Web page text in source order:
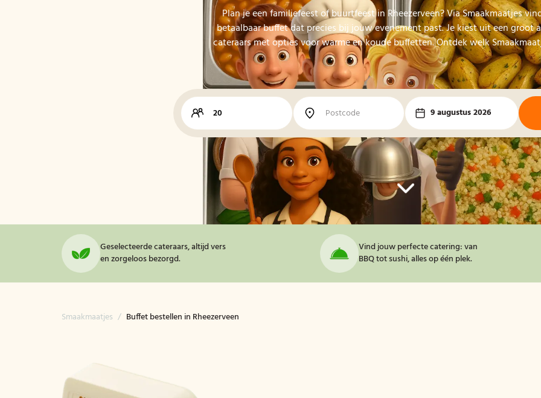
Plan je een familiefeest of buurtfeest in Rheezerveen? Via Smaakmaatjes
betaalbaar buffet dat precies bij jouw evenement past. Je kiest uit een groot
cateraars met opties voor warme en koude buffetten. Ontdek welk
9 augustus 2026
Geselecteerde cateraars, altijd vers
en zorgeloos bezorgd.
Vind jouw perfecte catering: van
BBQ tot sushi, alles op één plek.
Smaakmaatjes / Buffet bestellen in Rheezerveen